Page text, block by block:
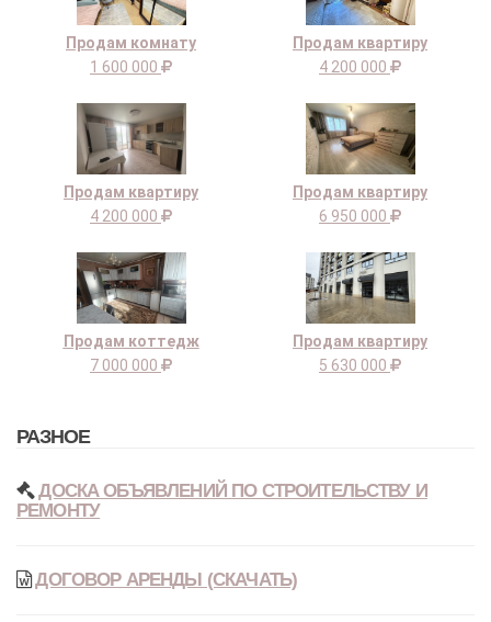
Продам комнату
1 600 000
Продам квартиру
4 200 000
Продам квартиру
4 200 000
Продам квартиру
6 950 000
Продам коттедж
7 000 000
Продам квартиру
5 630 000
РАЗНОЕ
ДОСКА ОБЪЯВЛЕНИЙ ПО СТРОИТЕЛЬСТВУ И
РЕМОНТУ
ДОГОВОР АРЕНДЫ (СКАЧАТЬ)